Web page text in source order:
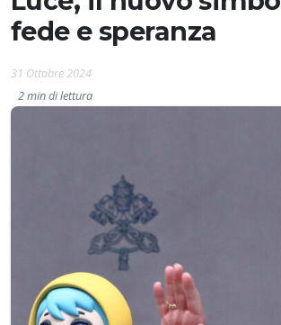
fede e speranza
31 Ottobre 2024
2 min di lettura